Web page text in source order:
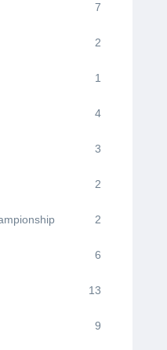
7
2
1
4
3
2
2
6
13
9